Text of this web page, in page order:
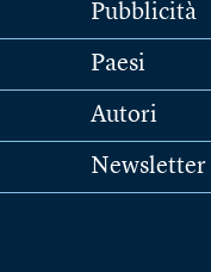
Pubblicità
Paesi
Autori
Newsletter